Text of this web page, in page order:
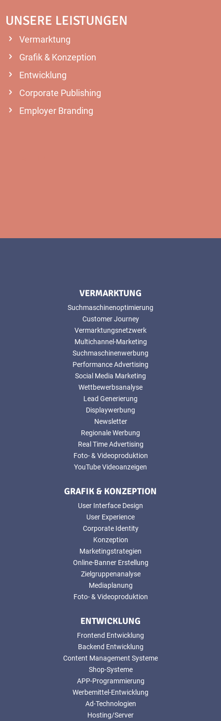
UNSERE LEISTUNGEN
Vermarktung
Grafik & Konzeption
Entwicklung
Corporate Publishing
Employer Branding
VERMARKTUNG
Suchmaschinenoptimierung
Customer Journey
Vermarktungsnetzwerk
Multichannel-Marketing
Suchmaschinenwerbung
Performance Advertising
Social Media Marketing
Wettbewerbsanalyse
Lead Generierung
Displaywerbung
Newsletter
Regionale Werbung
Real Time Advertising
Foto- & Videoproduktion
YouTube Videoanzeigen
GRAFIK & KONZEPTION
User Interface Design
User Experience
Corporate Identity
Konzeption
Marketingstrategien
Online-Banner Erstellung
Zielgruppenanalyse
Mediaplanung
Foto- & Videoproduktion
ENTWICKLUNG
Frontend Entwicklung
Backend Entwicklung
Content Management Systeme
Shop-Systeme
APP-Programmierung
Werbemittel-Entwicklung
Ad-Technologien
Hosting/Server